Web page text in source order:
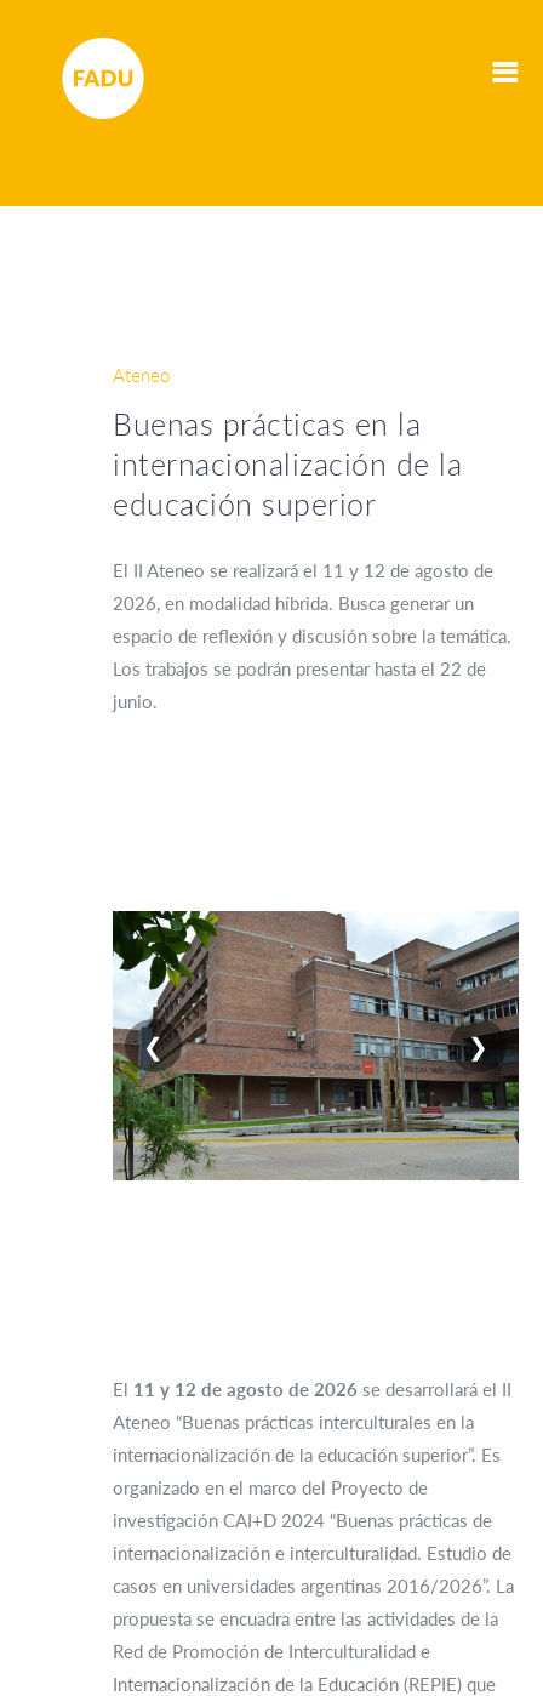
Ateneo
Buenas prácticas en la
internacionalización de la
educación superior
El II Ateneo se realizará el 11 y 12 de agosto de
2026, en modalidad híbrida. Busca generar un
espacio de reflexión y discusión sobre la temática.
Los trabajos se podrán presentar hasta el 22 de
junio.
❮ ❯
El 11 y 12 de agosto de 2026 se desarrollará el II
Ateneo “Buenas prácticas interculturales en la
internacionalización de la educación superior”. Es
organizado en el marco del Proyecto de
investigación CAI+D 2024 “Buenas prácticas de
internacionalización e interculturalidad. Estudio de
casos en universidades argentinas 2016/2026”. La
propuesta se encuadra entre las actividades de la
Red de Promoción de Interculturalidad e
Internacionalización de la Educación (REPIE) que